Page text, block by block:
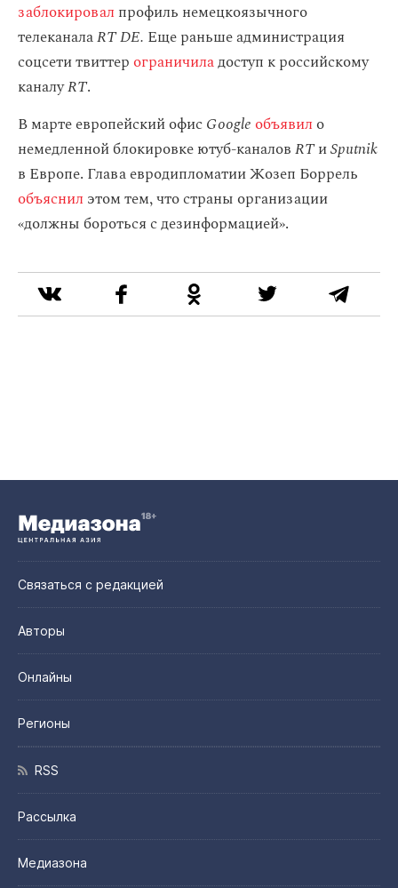
заблокировал профиль немецкоязычного
телеканалаRT DE. Еще раньше администрация
соцсети твиттер ограничиладоступ к российскому
каналуRT.
В марте европейский офисGoogle объявил о
немедленной блокировке ютуб-каналовRTиSputnik
в Европе. Глава евродипломатии Жозеп Боррель
объяснил этом тем, что страны организации
«должны бороться с дезинформацией».
Связаться с редакцией
Авторы
Онлайны
Регионы
RSS
Рассылка
Медиазона